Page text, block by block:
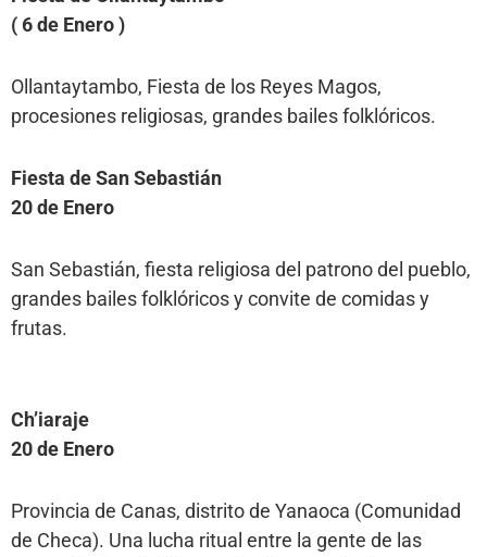
( 6 de Enero )
Ollantaytambo, Fiesta de los Reyes Magos,
procesiones religiosas, grandes bailes folklóricos.
Fiesta de San Sebastián
20 de Enero
San Sebastián, fiesta religiosa del patrono del pueblo,
grandes bailes folklóricos y convite de comidas y
frutas.
Ch’iaraje
20 de Enero
Provincia de Canas, distrito de Yanaoca (Comunidad
de Checa). Una lucha ritual entre la gente de las